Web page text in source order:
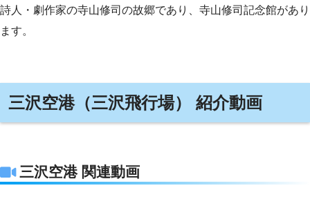
詩人・劇作家の寺山修司の故郷であり、寺山修司記念館があり
ます。
三沢空港（三沢飛行場） 紹介動画
三沢空港 関連動画